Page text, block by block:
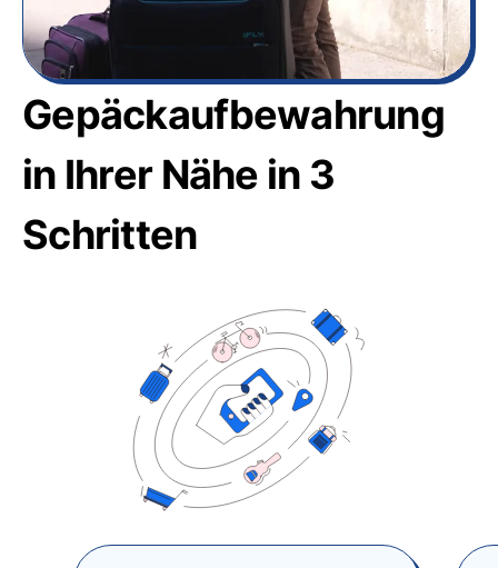
Gepäckaufbewahrung
in Ihrer Nähe in 3
Schritten